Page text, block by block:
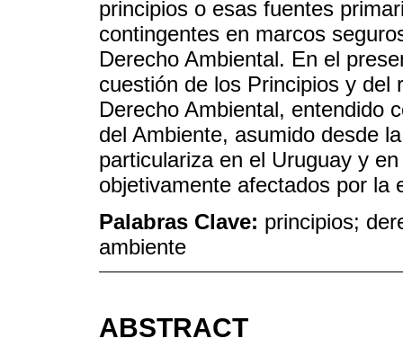
principios o esas fuentes
contingentes en marcos
Derecho Ambiental. En el
cuestión de los Principios y del
Derecho Ambiental, entendido
del Ambiente, asumido desde
particulariza en el Uruguay y
objetivamente afectados por la
Palabras Clave: principios;
ambiente
ABSTRACT